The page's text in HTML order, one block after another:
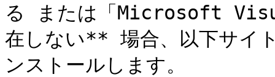
る または「Microsoft
在しない** 場合、以下サイ
ンストールします。